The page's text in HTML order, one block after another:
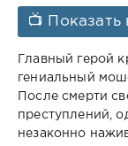
📺 Показать
Главный герой
гениальный
После смерти
преступлений,
незаконно